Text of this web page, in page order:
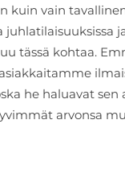
vain
tässä kohtaa.
he haluavat
arvonsa